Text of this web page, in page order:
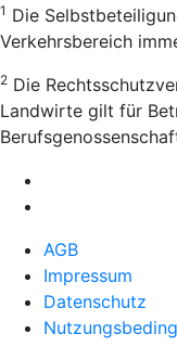
1 Die
Verkehrsbereich
2 Die
Landwirte gilt für
AGB
Impressum
Datenschutz